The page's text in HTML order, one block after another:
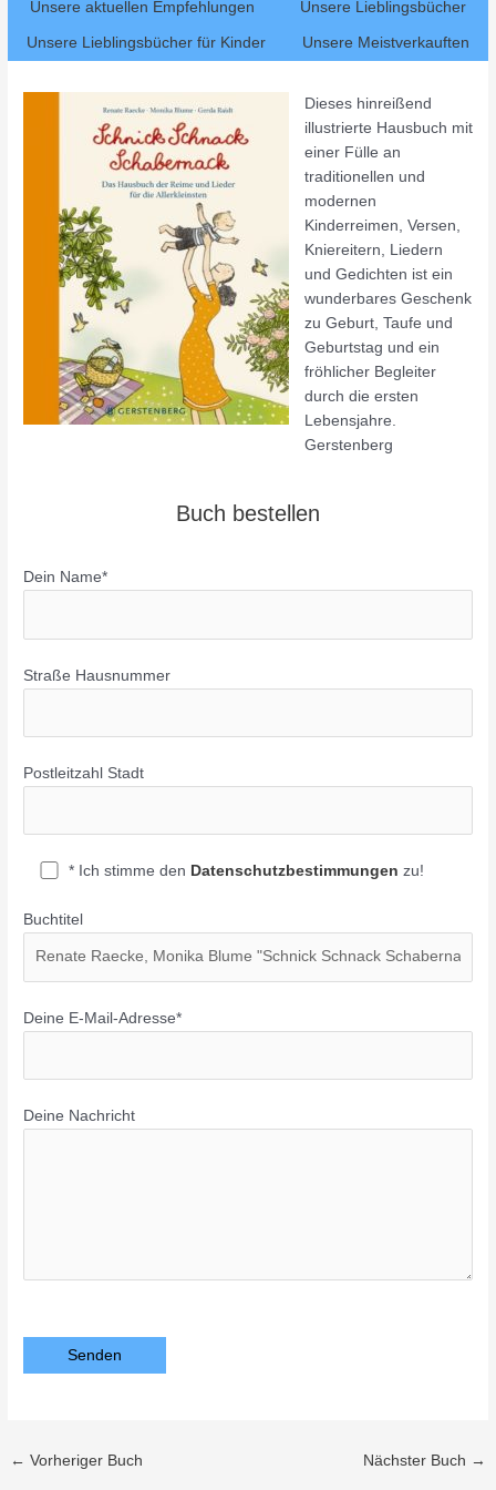
Unsere aktuellen Empfehlungen Unsere Lieblingsbücher
Unsere Lieblingsbücher für Kinder Unsere Meistverkauften
Dieses hinreißend
illustrierte Hausbuch mit
einer Fülle an
traditionellen und
modernen
Kinderreimen, Versen,
Kniereitern, Liedern
und Gedichten ist ein
wunderbares Geschenk
zu Geburt, Taufe und
Geburtstag und ein
fröhlicher Begleiter
durch die ersten
Lebensjahre.
Gerstenberg
Buch bestellen
Dein Name*
Straße Hausnummer
Postleitzahl Stadt
* Ich stimme den Datenschutzbestimmungen zu!
Buchtitel
Deine E-Mail-Adresse*
Deine Nachricht
Bitte lasse dieses Feld leer.
← Vorheriger Buch Nächster Buch →